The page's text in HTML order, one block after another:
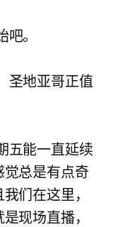
。
圣地亚哥正值
五能一直延续
总是有点奇
们在这里，
现场直播，